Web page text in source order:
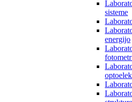
sisteme
energijo